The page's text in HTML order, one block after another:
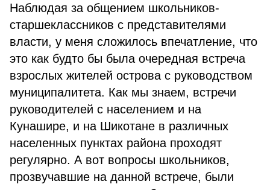
Наблюдая за общением школьников-
старшеклассников с представителями
власти, у меня сложилось впечатление, что
это как будто бы была очередная встреча
взрослых жителей острова с руководством
муниципалитета. Как мы знаем, встречи
руководителей с населением и на
Кунашире, и на Шикотане в различных
населенных пунктах района проходят
регулярно. А вот вопросы школьников,
прозвучавшие на данной встрече, были